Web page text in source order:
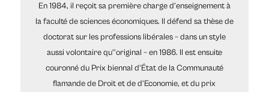
En 1984, il reçoit sa première charge d’enseignement à
la faculté de sciences économiques. Il défend sa thèse de
doctorat sur les professions libérales – dans un style
aussi volontaire qu’'original – en 1986. Il est ensuite
couronné du Prix biennal d’État de la Communauté
flamande de Droit et de d’Economie, et du prix